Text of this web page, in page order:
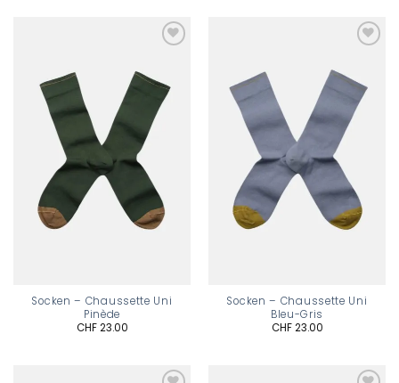
Socken – Chaussette Uni
Pinède
CHF23.00
Socken – Chaussette Uni
Bleu-Gris
CHF23.00